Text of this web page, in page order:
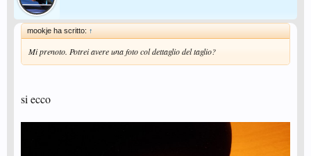
mookje ha scritto: ↑
Mi prenoto. Potrei avere una foto col dettaglio del taglio?
si ecco